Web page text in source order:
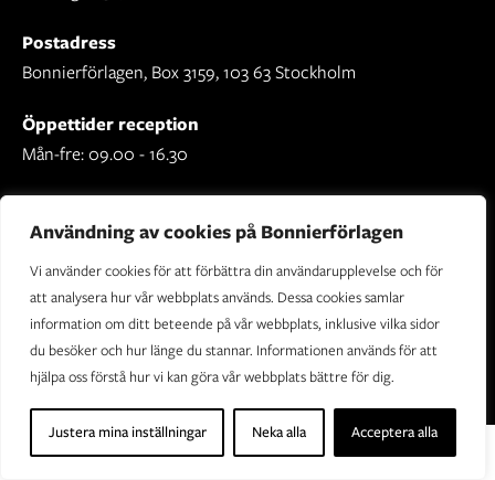
Användning av cookies på Bonnierförlagen
Vi använder cookies för att förbättra din användarupplevelse och för
att analysera hur vår webbplats används. Dessa cookies samlar
information om ditt beteende på vår webbplats, inklusive vilka sidor
du besöker och hur länge du stannar. Informationen används för att
hjälpa oss förstå hur vi kan göra vår webbplats bättre för dig.
Justera mina inställningar Neka alla Acceptera alla
Postadress
Bonnierförlagen, Box 3159, 103 63 Stockholm
Öppettider reception
Mån-fre: 09.00 - 16.30
Om Bonnierförlagen
Cookies
Integritetspolicy